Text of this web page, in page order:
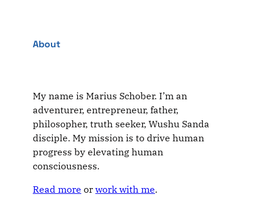
About
My name is Marius Schober. I’m an
adventurer, entrepreneur, father,
philosopher, truth seeker, Wushu Sanda
disciple. My mission is to drive human
progress by elevating human
consciousness.
Read more or work with me.